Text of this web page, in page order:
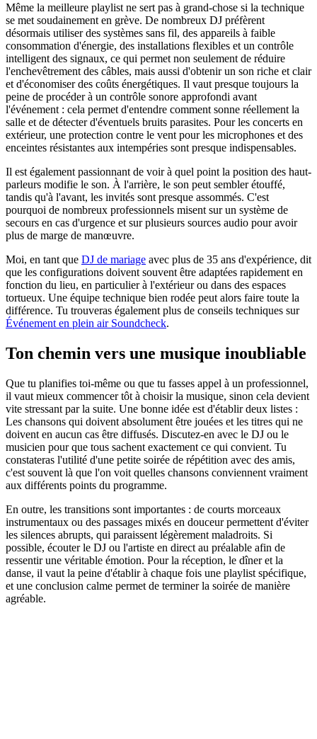
Même la meilleure playlist ne sert pas à grand-chose si la technique
se met soudainement en grève. De nombreux DJ préfèrent
désormais utiliser des systèmes sans fil, des appareils à faible
consommation d'énergie, des installations flexibles et un contrôle
intelligent des signaux, ce qui permet non seulement de réduire
l'enchevêtrement des câbles, mais aussi d'obtenir un son riche et clair
et d'économiser des coûts énergétiques. Il vaut presque toujours la
peine de procéder à un contrôle sonore approfondi avant
l'événement : cela permet d'entendre comment sonne réellement la
salle et de détecter d'éventuels bruits parasites. Pour les concerts en
extérieur, une protection contre le vent pour les microphones et des
enceintes résistantes aux intempéries sont presque indispensables.
Il est également passionnant de voir à quel point la position des haut-
parleurs modifie le son. À l'arrière, le son peut sembler étouffé,
tandis qu'à l'avant, les invités sont presque assommés. C'est
pourquoi de nombreux professionnels misent sur un système de
secours en cas d'urgence et sur plusieurs sources audio pour avoir
plus de marge de manœuvre.
Moi, en tant que DJ de mariage avec plus de 35 ans d'expérience, dit
que les configurations doivent souvent être adaptées rapidement en
fonction du lieu, en particulier à l'extérieur ou dans des espaces
tortueux. Une équipe technique bien rodée peut alors faire toute la
différence. Tu trouveras également plus de conseils techniques sur
Événement en plein air Soundcheck.
Ton chemin vers une musique inoubliable
Que tu planifies toi-même ou que tu fasses appel à un professionnel,
il vaut mieux commencer tôt à choisir la musique, sinon cela devient
vite stressant par la suite. Une bonne idée est d'établir deux listes :
Les chansons qui doivent absolument être jouées et les titres qui ne
doivent en aucun cas être diffusés. Discutez-en avec le DJ ou le
musicien pour que tous sachent exactement ce qui convient. Tu
constateras l'utilité d'une petite soirée de répétition avec des amis,
c'est souvent là que l'on voit quelles chansons conviennent vraiment
aux différents points du programme.
En outre, les transitions sont importantes : de courts morceaux
instrumentaux ou des passages mixés en douceur permettent d'éviter
les silences abrupts, qui paraissent légèrement maladroits. Si
possible, écouter le DJ ou l'artiste en direct au préalable afin de
ressentir une véritable émotion. Pour la réception, le dîner et la
danse, il vaut la peine d'établir à chaque fois une playlist spécifique,
et une conclusion calme permet de terminer la soirée de manière
agréable.